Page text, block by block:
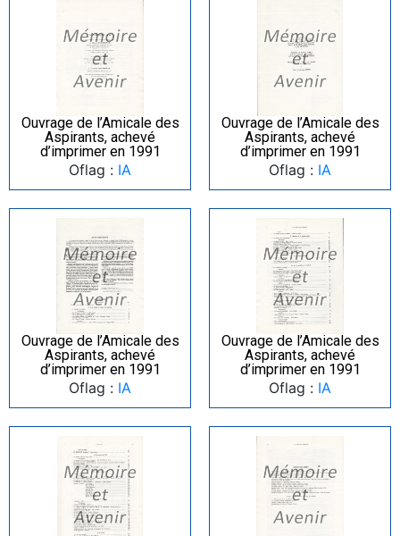
Ouvrage de l’Amicale des
Aspirants, achevé
d’imprimer en 1991
Oflag : IA
Ouvrage de l’Amicale des
Aspirants, achevé
d’imprimer en 1991
Oflag : IA
Ouvrage de l’Amicale des
Aspirants, achevé
d’imprimer en 1991
Oflag : IA
Ouvrage de l’Amicale des
Aspirants, achevé
d’imprimer en 1991
Oflag : IA